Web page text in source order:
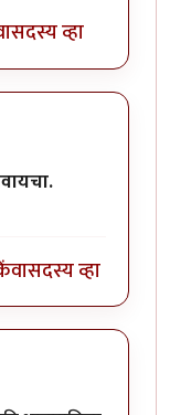
सदस्य व्हा
byआर्य
सदस्य व्हा